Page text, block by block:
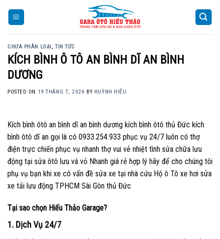
CHƯA PHÂN LOẠI, TIN TỨC
KÍCH BÌNH Ô TÔ AN BÌNH DĨ AN BÌNH
DƯƠNG
POSTED ON 19 THÁNG 7, 2024 BY HUỲNH HIẾU
Kích bình ôtô an bình dĩ an bình dương kích bình ôtô thủ Đức kích
bình ôtô dĩ an gọi là có 0933.254.933 phục vụ 24/7 luôn có thợ
điện trực chiến phục vụ nhanh thợ vui vẻ nhiệt tình sửa chữa lưu
động tại sửa ôtô lưu vá vỏ Nhanh giá rẻ hợp lý hãy để cho chúng tôi
phụ vụ bạn khi xe có vấn đề sửa xe tại nhà cứu Hộ ô Tô xe hơi sửa
xe tải lưu động TPHCM Sài Gòn thủ Đức
Tại sao chọn Hiếu Thảo Garage?
1. Dịch Vụ 24/7